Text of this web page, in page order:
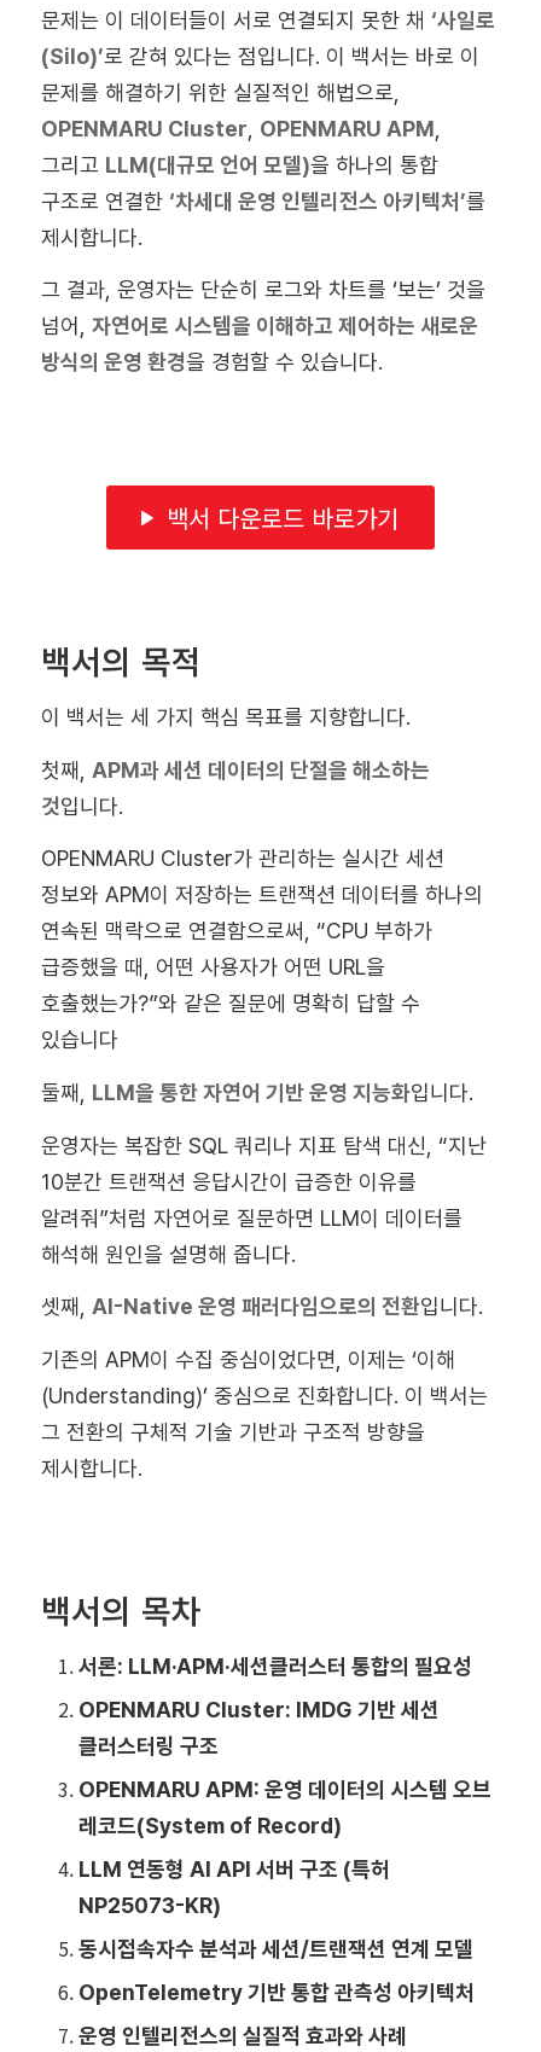
문제는 이 데이터들이 서로 연결되지 못한 채 ‘사일로
(Silo)’로 갇혀 있다는 점입니다. 이 백서는 바로 이
문제를 해결하기 위한 실질적인 해법으로,
OPENMARU Cluster OPENMARU APM
그리고 LLM(대규모 언어 모델)을 하나의 통합
구조로 연결한 ‘차세대 운영 인텔리전스 아키텍처’를
제시합니다.
그 결과, 운영자는 단순히 로그와 차트를 ‘보는’ 것을
넘어, 자연어로 시스템을 이해하고 제어하는 새로운
방식의 운영 환경을 경험할 수 있습니다.
백서 다운로드 바로가기
백서의 목적
이 백서는 세 가지 핵심 목표를 지향합니다.
첫째, APM과 세션 데이터의 단절을 해소하는
것입니다.
OPENMARU Cluster가 관리하는 실시간 세션
정보와 APM이 저장하는 트랜잭션 데이터를 하나의
연속된 맥락으로 연결함으로써, “CPU 부하가
급증했을 때, 어떤 사용자가 어떤 URL을
호출했는가?”와 같은 질문에 명확히 답할 수
있습니다
둘째, LLM을 통한 자연어 기반 운영 지능화입니다.
운영자는 복잡한 SQL 쿼리나 지표 탐색 대신, “지난
10분간 트랜잭션 응답시간이 급증한 이유를
알려줘”처럼 자연어로 질문하면 LLM이 데이터를
해석해 원인을 설명해 줍니다.
셋째, AI-Native 운영 패러다임으로의 전환입니다.
기존의 APM이 수집 중심이었다면, 이제는 ‘이해
(Understanding)’ 중심으로 진화합니다. 이 백서는
그 전환의 구체적 기술 기반과 구조적 방향을
제시합니다.
백서의 목차
서론: LLM·APM·세션클러스터 통합의 필요성
OPENMARU Cluster: IMDG 기반 세션
클러스터링 구조
OPENMARU APM: 운영 데이터의 시스템 오브
레코드(System of Record)
LLM 연동형 AI API 서버 구조 (특허
NP25073-KR)
동시접속자수 분석과 세션/트랜잭션 연계 모델
OpenTelemetry 기반 통합 관측성 아키텍처
운영 인텔리전스의 실질적 효과와 사례